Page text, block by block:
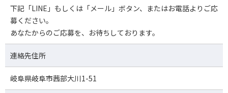
下記「LINE」もしくは「メール」ボタン、またはお電話よりご応
募ください。
あなたからのご応募を、お待ちしております。
連絡先住所
岐阜県岐阜市茜部大川1-51